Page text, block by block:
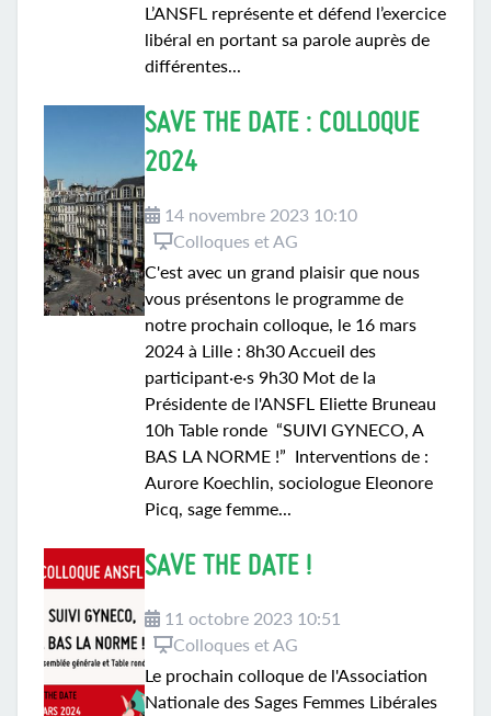
L’ANSFL représente et défend l’exercice
libéral en portant sa parole auprès de
différentes...
SAVE THE DATE : COLLOQUE
2024
14 novembre 2023 10:10
Colloques et AG
C'est avec un grand plaisir que nous
vous présentons le programme de
notre prochain colloque, le 16 mars
2024 à Lille : 8h30 Accueil des
participant·e·s 9h30 Mot de la
Présidente de l'ANSFL Eliette Bruneau
10h Table ronde “SUIVI GYNECO, A
BAS LA NORME !” Interventions de :
Aurore Koechlin, sociologue Eleonore
Picq, sage femme...
SAVE THE DATE !
11 octobre 2023 10:51
Colloques et AG
Le prochain colloque de l'Association
Nationale des Sages Femmes Libérales